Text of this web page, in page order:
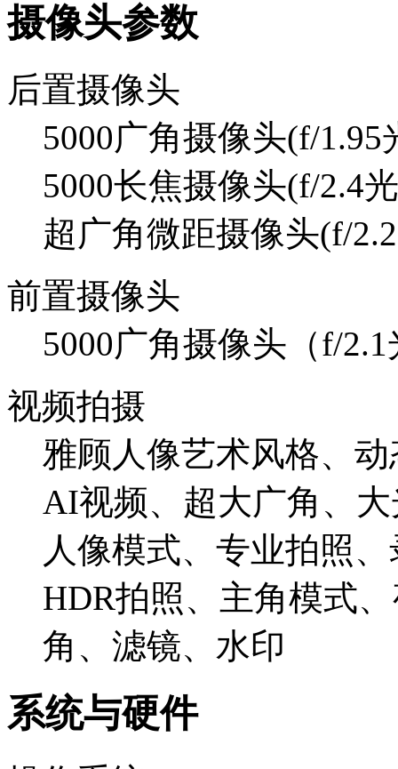
摄像头参数
后置摄像头
5000广角摄像头(f/
5000长焦摄像头(f/2.4
超广角微距摄像头(f/
前置摄像头
5000广角摄像头（f/
视频拍摄
雅顾人像艺术风格、
AI视频、超大广角、
人像模式、专业拍照
HDR拍照、主角模式
角、滤镜、水印
系统与硬件